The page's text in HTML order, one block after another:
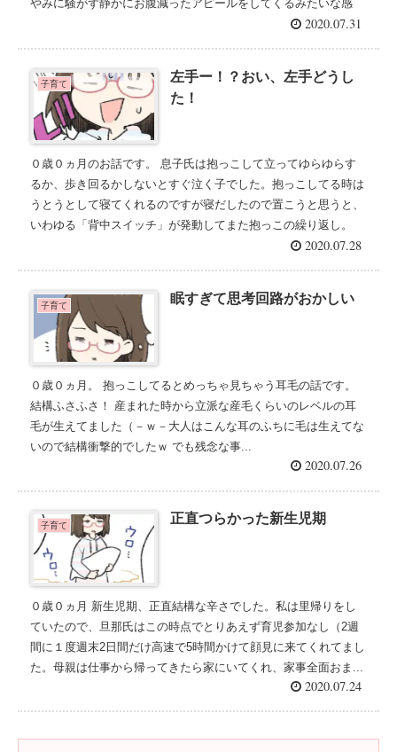
やみに騒がず静かにお腹減ったアピールをしてくるみたいな感
2020.07.31
子育て
左手ー！？おい、左手どうし
た！
０歳０ヵ月のお話です。 息子氏は抱っこして立ってゆらゆらす
るか、歩き回るかしないとすぐ泣く子でした。抱っこしてる時は
うとうとして寝てくれるのですが寝だしたので置こうと思うと、
いわゆる「背中スイッチ」が発動してまた抱っこの繰り返し。
2020.07.28
子育て 眠すぎて思考回路がおかしい
０歳０ヵ月。 抱っこしてるとめっちゃ見ちゃう耳毛の話です。
結構ふさふさ！ 産まれた時から立派な産毛くらいのレベルの耳
毛が生えてました（－ｗ－大人はこんな耳のふちに毛は生えてな
いので結構衝撃的でしたｗ でも残念な事...
2020.07.26
子育て 正直つらかった新生児期
０歳０ヵ月 新生児期、正直結構な辛さでした。私は里帰りをし
ていたので、旦那氏はこの時点でとりあえず育児参加なし（2週
間に１度週末2日間だけ高速で5時間かけて顔見に来てくれてまし
た。母親は仕事から帰ってきたら家にいてくれ、家事全面おま...
2020.07.24